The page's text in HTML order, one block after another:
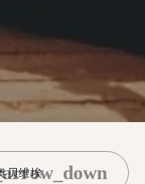
贝维埃